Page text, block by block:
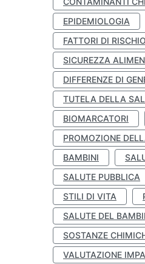
EPIDEMIOLOGIA
FATTORI DI RISCHIO
SICUREZZA
DIFFERENZE DI
TUTELA DELLA
BIOMARCATORI
PROMOZIONE
BAMBINI
SALUTE PUBBLICA
STILI DI VITA
SALUTE DEL
SOSTANZE
VALUTAZIONE